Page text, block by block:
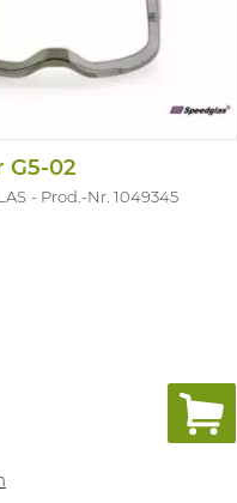
G5-02
Prod.-Nr. 1049345